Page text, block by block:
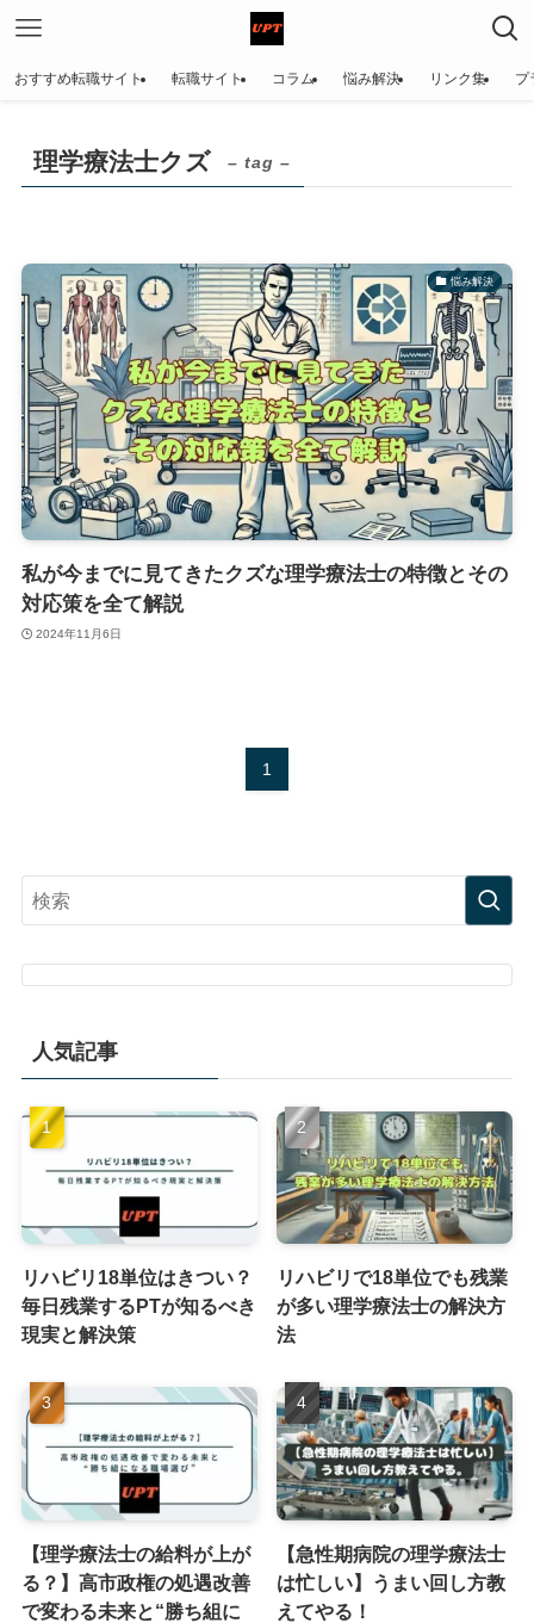
おすすめ転職サイト 転職サイト コラム 悩み解決 リンク集 プ
理学療法士クズ – tag –
悩み解決
私が今までに見てきたクズな理学療法士の特徴とその
対応策を全て解説
2024年11月6日
1
人気記事
リハビリ18単位はきつい？
毎日残業するPTが知るべき
現実と解決策
リハビリで18単位でも残業
が多い理学療法士の解決方
法
【理学療法士の給料が上が
る？】高市政権の処遇改善
で変わる未来と“勝ち組に
【急性期病院の理学療法士
は忙しい】うまい回し方教
えてやる！